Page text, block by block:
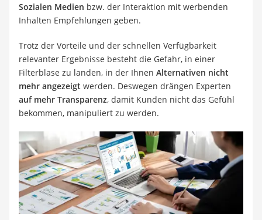
Sozialen Medien bzw. der Interaktion mit werbenden
Inhalten Empfehlungen geben.
Trotz der Vorteile und der schnellen Verfügbarkeit
relevanter Ergebnisse besteht die Gefahr, in einer
Filterblase zu landen, in der Ihnen Alternativen nicht
mehr angezeigt werden. Deswegen drängen Experten
auf mehr Transparenz, damit Kunden nicht das Gefühl
bekommen, manipuliert zu werden.